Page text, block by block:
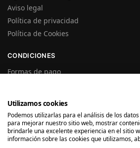
Aviso legal
Política de privacidad
Política de Cookies
CONDICIONES
Formas de pago
Precios y Disponibilidad
Garantías y Devoluciones
SUSCRÍBETE A LA NEWSLETTER
Utilizamos cookies
Podemos utilizarlas para el análisis de los
para mejorar nuestro sitio web, mostrar
brindarle una excelente experiencia en el sitio
información sobre las cookies que utilizamos,